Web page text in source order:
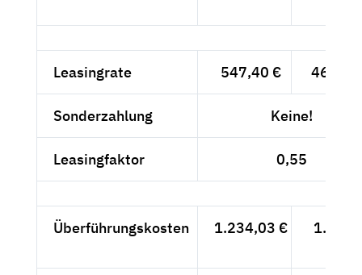
Leasingrate 547,40 € 460,--
Sonderzahlung Keine!
Leasingfaktor 0,55
Überführungskosten 1.234,03 €
1.037,-